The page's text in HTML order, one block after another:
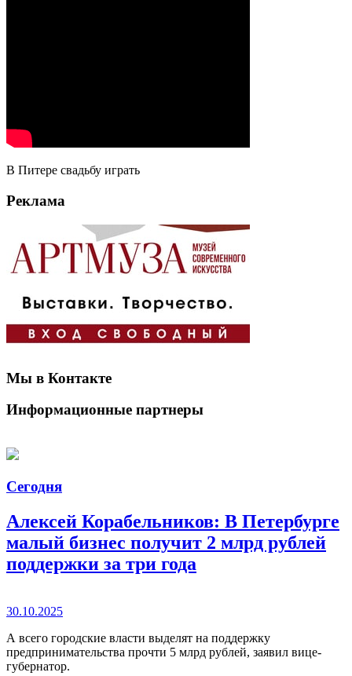
В Питере свадьбу играть
Реклама
Мы в Контакте
Информационные партнеры
Сегодня
Алексей Корабельников: В Петербурге
малый бизнес получит 2 млрд рублей
поддержки за три года
30.10.2025
А всего городские власти выделят на поддержку
предпринимательства прочти 5 млрд рублей, заявил вице-
губернатор.